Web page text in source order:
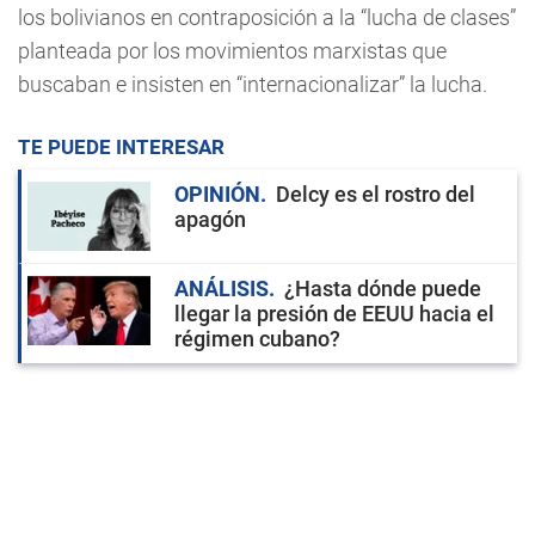
los bolivianos en contraposición a la “lucha de clases”
planteada por los movimientos marxistas que
buscaban e insisten en “internacionalizar” la lucha.
TE PUEDE INTERESAR
OPINIÓN
Delcy es el rostro del
apagón
ANÁLISIS
¿Hasta dónde puede
llegar la presión de EEUU hacia el
régimen cubano?